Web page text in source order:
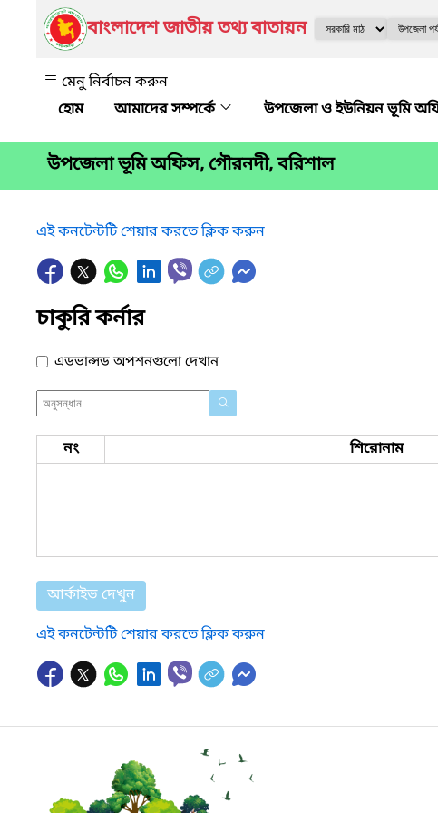
বাংলাদেশ জাতীয় তথ্য বাতায়ন
মেনু নির্বাচন করুন
আমাদের সম্পর্কে
উপজেলা ও ইউনিয়ন ভূমি
উপজেলা ভূমি অফিস, গৌরনদী, বরিশাল
এই কনটেন্টটি শেয়ার করতে ক্লিক করুন
চাকুরি কর্নার
এডভান্সড অপশনগুলো দেখান
নং শিরোনাম
আর্কাইভ দেখুন
এই কনটেন্টটি শেয়ার করতে ক্লিক করুন